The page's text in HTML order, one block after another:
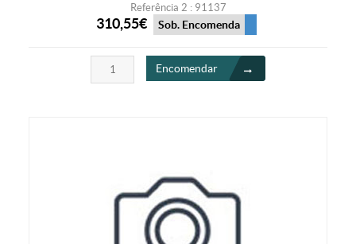
Referência 2 : 91137
310,55€ Sob. Encomenda
Encomendar